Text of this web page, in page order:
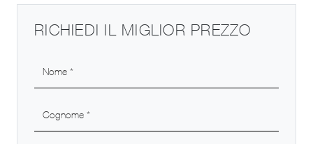
RICHIEDI IL MIGLIOR PREZZO